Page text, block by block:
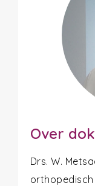
Over
Drs. W.
orthopedisch